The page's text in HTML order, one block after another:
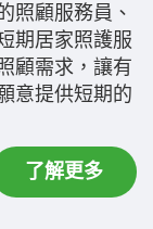
照顧服務員、
期居家照護服
顧需求，讓有
意提供短期的
了解更多